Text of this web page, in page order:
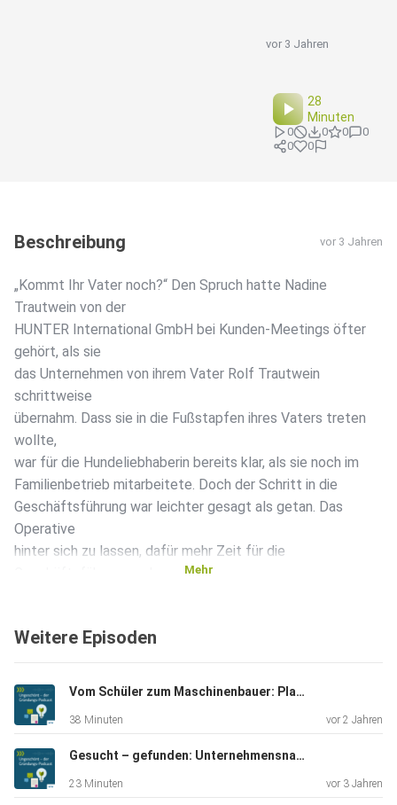
vor 3 Jahren
28
Minuten
0 0 0
0
0
0
Beschreibung vor 3 Jahren
„Kommt Ihr Vater noch?“ Den Spruch hatte Nadine
Trautwein von der
HUNTER International GmbH bei Kunden-Meetings öfter
gehört, als sie
das Unternehmen von ihrem Vater Rolf Trautwein
schrittweise
übernahm. Dass sie in die Fußstapfen ihres Vaters treten
wollte,
war für die Hundeliebhaberin bereits klar, als sie noch im
Familienbetrieb mitarbeitete. Doch der Schritt in die
Geschäftsführung war leichter gesagt als getan. Das
Operative
hinter sich zu lassen, dafür mehr Zeit für die
Wie Nadine
gestaltete,
die Internationalisierung der Marke HUNTER vorantrieb und
im
Unternehmen auf agiles Arbeiten umstellte, verrät sie in
dieser
Mehr
Weitere Episoden
Vom Schüler zum Maschinenbauer: Plastik-Recycling mit 3-D-Druck
38 Minuten vor 2 Jahren
Gesucht – gefunden: Unternehmensnachfolgebörse nexxt-change
23 Minuten vor 3 Jahren